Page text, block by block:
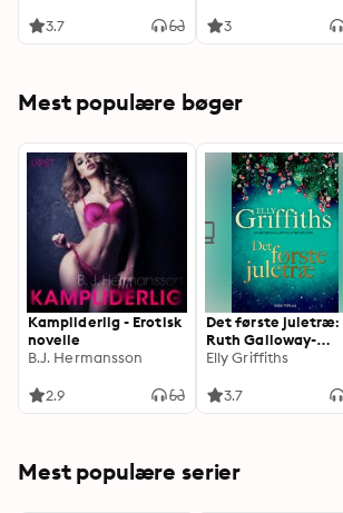
3.7 3
Mest populære bøger
Kampliderlig - Erotisk
novelle
B.J. Hermansson
2.9
Det første juletræ:
Ruth Galloway-
fortælling
Elly Griffiths
3.7
Mest populære serier